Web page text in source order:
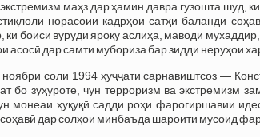
маҳз дар ҳамин давра гузошта шуд,
норасоии кадрҳои сатҳи баланди
боиси вуруди яроқу аслиҳа, маводи
асосӣ дар самти мубориза бар зидди неруҳои
соли 1994 ҳуҷҷати сарнавиштсоз —
бо зуҳуроте, чун терроризм ва экстремизм
монеаи ҳуқуқӣ садди роҳи фарогиршавии
дар солҳои минбаъда шароити мусоид